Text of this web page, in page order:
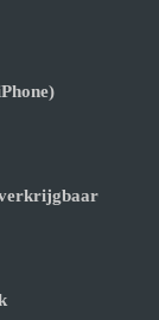
verkrijgbaar